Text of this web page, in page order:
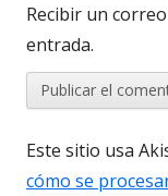
Recibir un
entrada.
Este sitio usa
cómo se